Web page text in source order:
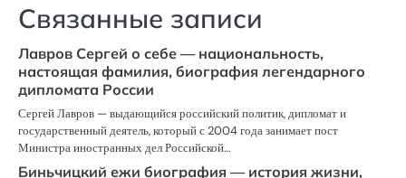
Связанные записи
Лавров Сергей о себе — национальность,
настоящая фамилия, биография легендарного
дипломата России
Сергей Лавров — выдающийся российский политик, дипломат и
государственный деятель, который с 2004 года занимает пост
Министра иностранных дел Российской…
Биньчицкий ежи биография — история жизни,